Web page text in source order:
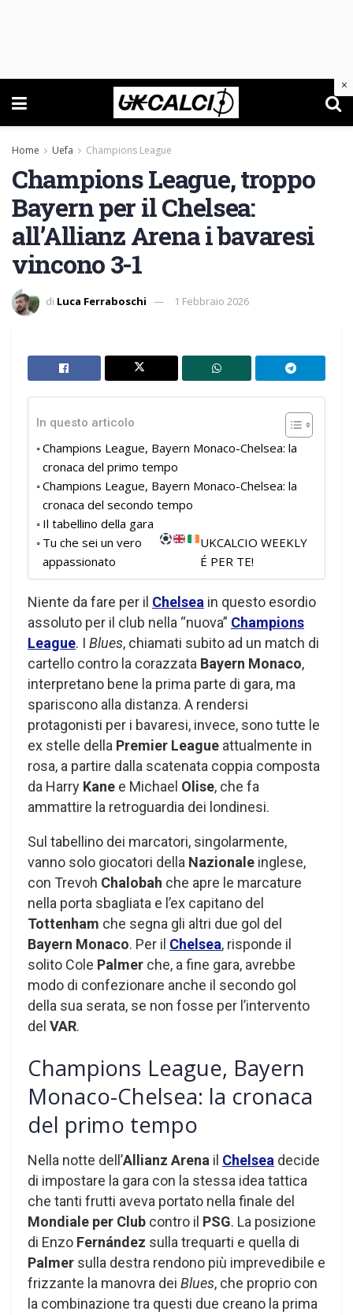
Home Uefa Champions League
Champions League, troppo
Bayern per il Chelsea:
all’Allianz Arena i bavaresi
vincono 3-1
di Luca Ferraboschi 1 Febbraio 2026
In questo articolo
Champions League, Bayern Monaco-Chelsea: la
cronaca del primo tempo
Champions League, Bayern Monaco-Chelsea: la
cronaca del secondo tempo
Il tabellino della gara
Tu che sei un vero
appassionato
UKCALCIO WEEKLY
É PER TE!
Niente da fare per il Chelsea in questo esordio
assoluto per il club nella “nuova” Champions
League. I Blues, chiamati subito ad un match di
cartello contro la corazzata Bayern Monaco,
interpretano bene la prima parte di gara, ma
spariscono alla distanza. A rendersi
protagonisti per i bavaresi, invece, sono tutte le
ex stelle della Premier League attualmente in
rosa, a partire dalla scatenata coppia composta
da Harry Kane e Michael Olise, che fa
ammattire la retroguardia dei londinesi.
Sul tabellino dei marcatori, singolarmente,
vanno solo giocatori della Nazionale inglese,
con Trevoh Chalobah che apre le marcature
nella porta sbagliata e l’ex capitano del
Tottenham che segna gli altri due gol del
Bayern Monaco. Per il Chelsea, risponde il
solito Cole Palmer che, a fine gara, avrebbe
modo di confezionare anche il secondo gol
della sua serata, se non fosse per l’intervento
del VAR.
Champions League, Bayern
Monaco-Chelsea: la cronaca
del primo tempo
Nella notte dell’Allianz Arena il Chelsea decide
di impostare la gara con la stessa idea tattica
che tanti frutti aveva portato nella finale del
Mondiale per Club contro il PSG. La posizione
di Enzo Fernández sulla trequarti e quella di
Palmer sulla destra rendono più imprevedibile e
frizzante la manovra dei Blues, che proprio con
la combinazione tra questi due creano la prima
×